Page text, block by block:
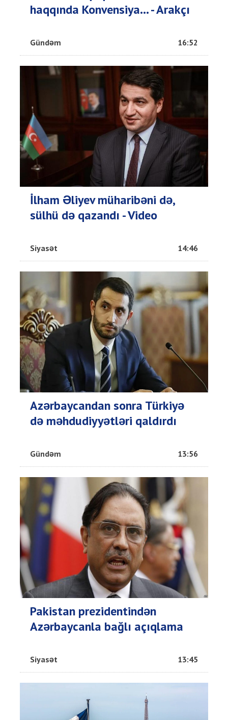
haqqında Konvensiya... - Arakçı
Gündəm 16:52
İlham Əliyev müharibəni də,
sülhü də qazandı - Video
Siyasət 14:46
Azərbaycandan sonra Türkiyə
də məhdudiyyətləri qaldırdı
Gündəm 13:56
Pakistan prezidentindən
Azərbaycanla bağlı açıqlama
Siyasət 13:45